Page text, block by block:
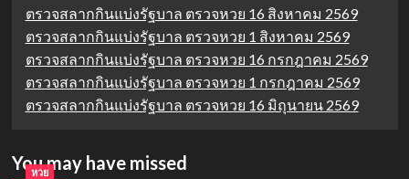
ตรวจสลากกินแบ่งรัฐบาล ตรวจหวย 16 สิงหาคม 2569
ตรวจสลากกินแบ่งรัฐบาล ตรวจหวย 1 สิงหาคม 2569
ตรวจสลากกินแบ่งรัฐบาล ตรวจหวย 16 กรกฎาคม 2569
ตรวจสลากกินแบ่งรัฐบาล ตรวจหวย 1 กรกฎาคม 2569
ตรวจสลากกินแบ่งรัฐบาล ตรวจหวย 16 มิถุนายน 2569
You may have missed
หวย